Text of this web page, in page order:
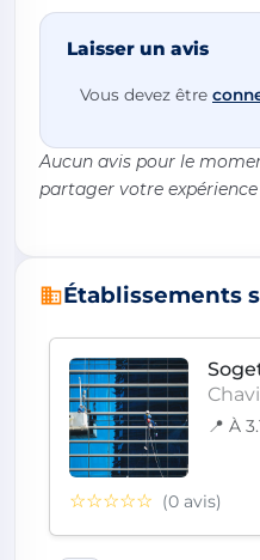
Laisser un avis
Vous devez être
Aucun avis pour le
partager votre expérience
Établissements
📍 À
☆☆☆☆☆ (0 avis)